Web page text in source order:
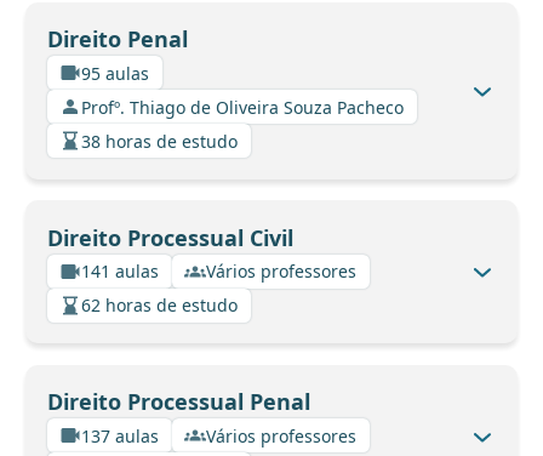
Direito Penal
95 aulas
Profº. Thiago de Oliveira Souza Pacheco
38 horas de estudo
Direito Processual Civil
141 aulas
Vários professores
62 horas de estudo
Direito Processual Penal
137 aulas
Vários professores